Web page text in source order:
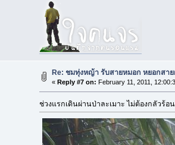
Re: ชมทุ่งหญ้า รับสายหมอก หยอกสาย
« Reply #7 on: February 11, 2011,
ช่วงแรกเดินผ่านป่าละเมาะ ไม่ต้องกลัวร้